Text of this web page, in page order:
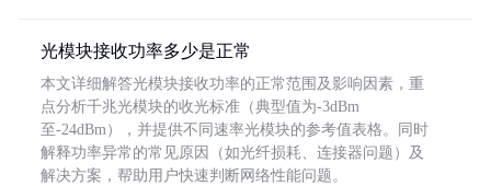
光模块接收功率多少是正常
本文详细解答光模块接收功率的正常范围及影响因素，重
点分析千兆光模块的收光标准（典型值为-3dBm
至-24dBm），并提供不同速率光模块的参考值表格。同时
解释功率异常的常见原因（如光纤损耗、连接器问题）及
解决方案，帮助用户快速判断网络性能问题。